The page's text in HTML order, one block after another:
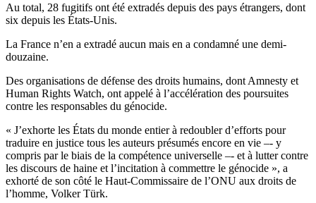
Au total, 28 fugitifs ont été extradés depuis des pays étrangers, dont
six depuis les États-Unis.
La France n’en a extradé aucun mais en a condamné une demi-
douzaine.
Des organisations de défense des droits humains, dont Amnesty et
Human Rights Watch, ont appelé à l’accélération des poursuites
contre les responsables du génocide.
« J’exhorte les États du monde entier à redoubler d’efforts pour
traduire en justice tous les auteurs présumés encore en vie –- y
compris par le biais de la compétence universelle –- et à lutter contre
les discours de haine et l’incitation à commettre le génocide », a
exhorté de son côté le Haut-Commissaire de l’ONU aux droits de
l’homme, Volker Türk.